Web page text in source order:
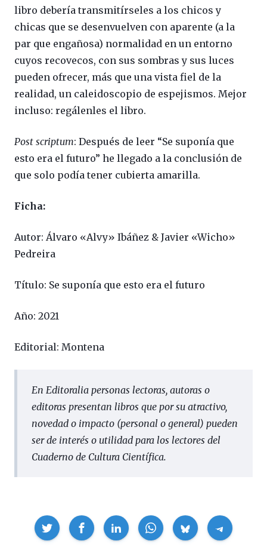
libro debería transmitírseles a los chicos y
chicas que se desenvuelven con aparente (a la
par que engañosa) normalidad en un entorno
cuyos recovecos, con sus sombras y sus luces
pueden ofrecer, más que una vista fiel de la
realidad, un caleidoscopio de espejismos. Mejor
incluso: regálenles el libro.
Post scriptum: Después de leer “Se suponía que
esto era el futuro” he llegado a la conclusión de
que solo podía tener cubierta amarilla.
Ficha:
Autor: Álvaro «Alvy» Ibáñez & Javier «Wicho»
Pedreira
Título: Se suponía que esto era el futuro
Año: 2021
Editorial: Montena
En Editoralia personas lectoras, autoras o
editoras presentan libros que por su atractivo,
novedad o impacto (personal o general) pueden
ser de interés o utilidad para los lectores del
Cuaderno de Cultura Científica.
Compartir